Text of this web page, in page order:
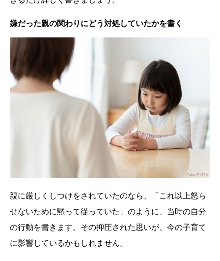
嫌だった親の関わりにどう対処していたかを書く
親に厳しくしつけをされていたのなら、「これ以上怒ら
せないために黙って従っていた」のように、当時の自分
の行動を書きます。その抑圧された思いが、今の子育て
に影響しているかもしれません。